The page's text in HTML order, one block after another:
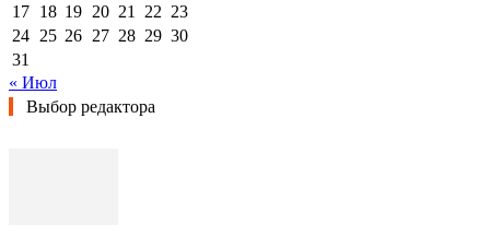
17 18 19 20 21 22 23
24 25 26 27 28 29 30
31
« Июл
Выбор редактора